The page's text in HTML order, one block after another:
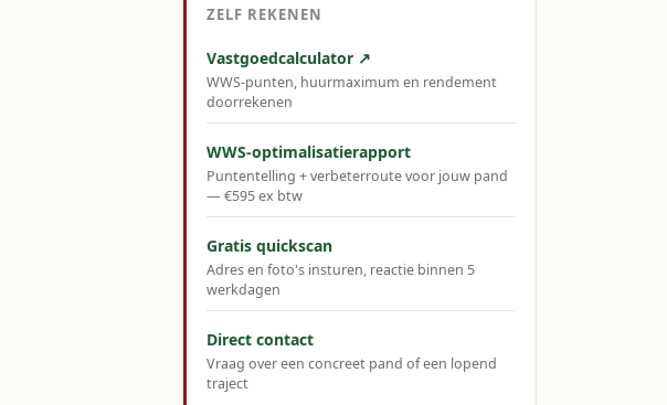
ZELF REKENEN
Vastgoedcalculator ↗
WWS-punten, huurmaximum en rendement
doorrekenen
WWS-optimalisatierapport
Puntentelling + verbeterroute voor jouw pand
— €595 ex btw
Gratis quickscan
Adres en foto's insturen, reactie binnen 5
werkdagen
Direct contact
Vraag over een concreet pand of een lopend
traject